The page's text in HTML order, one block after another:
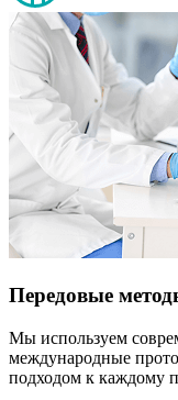
Передовые
Мы используем
международные
подходом к каждому